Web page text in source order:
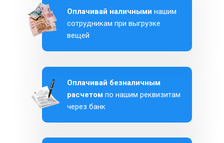
Оплачивай безналичным
расчетом по нашим реквизитам
через банк
Оплачивай наличными нашим
сотрудникам при выгрузке
вещей